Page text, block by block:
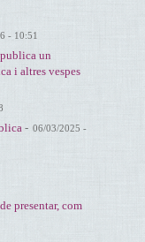
- 10:51
un
i altres vespes
- 06/03/2025 -
presentar, com